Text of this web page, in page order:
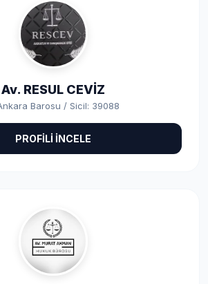
Av. RESUL CEVİZ
Barosu / Sicil: 39088
PROFİLİ İNCELE